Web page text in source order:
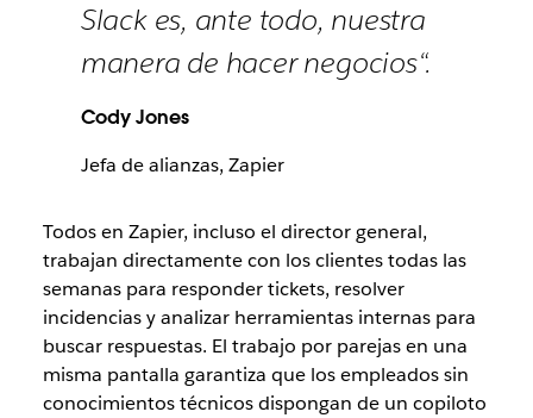
Slack es, ante todo, nuestra
manera de hacer negocios“.
Cody Jones
Jefa de alianzas, Zapier
Todos en Zapier, incluso el director general,
trabajan directamente con los clientes todas las
semanas para responder tickets, resolver
incidencias y analizar herramientas internas para
buscar respuestas. El trabajo por parejas en una
misma pantalla garantiza que los empleados sin
conocimientos técnicos dispongan de un copiloto